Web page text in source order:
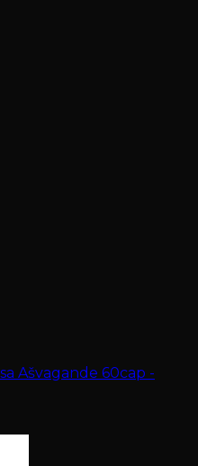
Ašvagande 60cap -